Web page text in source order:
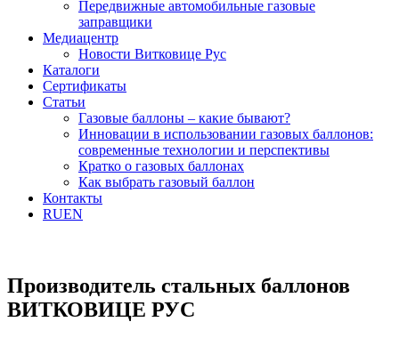
Передвижные автомобильные газовые
заправщики
Медиацентр
Новости Витковице Рус
Каталоги
Сертификаты
Статьи
Газовые баллоны – какие бывают?
Инновации в использовании газовых баллонов:
современные технологии и перспективы
Кратко о газовых баллонах
Как выбрать газовый баллон
Контакты
RUEN
Производитель стальных баллонов
ВИТКОВИЦЕ РУС